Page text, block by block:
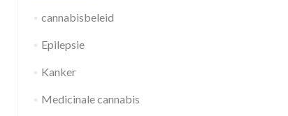
cannabisbeleid
Epilepsie
Kanker
Medicinale cannabis